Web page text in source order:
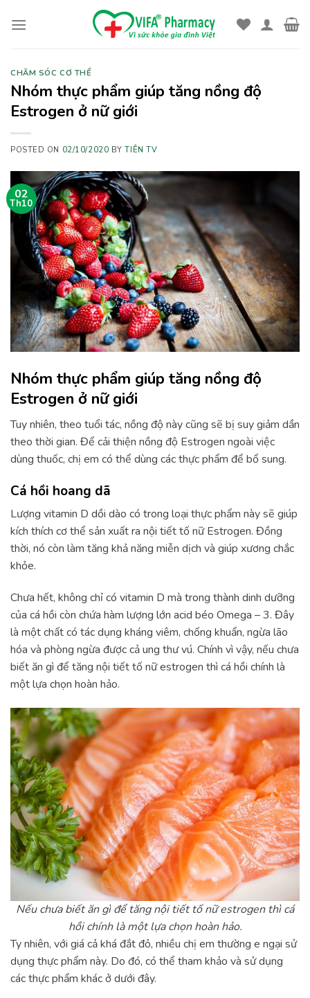
CHĂM SÓC CƠ THỂ
Nhóm thực phẩm giúp tăng nồng độ
Estrogen ở nữ giới
POSTED ON 02/10/2020 BYTIÊN TV
02
Th10
Nhóm thực phẩm giúp tăng nồng độ
Estrogen ở nữ giới
Tuy nhiên, theo tuổi tác, nồng độ này cũng sẽ bị suy giảm dần
theo thời gian. Để cải thiện nồng độ Estrogen ngoài việc
dùng thuốc, chị em có thể dùng các thực phẩm để bổ sung.
Cá hồi hoang dã
Lượng vitamin D dồi dào có trong loại thực phẩm này sẽ giúp
kích thích cơ thể sản xuất ra nội tiết tố nữ Estrogen. Đồng
thời, nó còn làm tăng khả năng miễn dịch và giúp xương chắc
khỏe.
Chưa hết, không chỉ có vitamin D mà trong thành dinh dưỡng
của cá hồi còn chứa hàm lượng lớn acid béo Omega – 3. Đây
là một chất có tác dụng kháng viêm, chống khuẩn, ngừa lão
hóa và phòng ngừa được cả ung thư vú. Chính vì vậy, nếu chưa
biết ăn gì để tăng nội tiết tố nữ estrogen thì cá hồi chính là
một lựa chọn hoàn hảo.
Nếu chưa biết ăn gì để tăng nội tiết tố nữ estrogen thì cá
hồi chính là một lựa chọn hoàn hảo.
Ty nhiên, với giá cả khá đắt đỏ, nhiều chị em thường e ngại sử
dụng thực phẩm này. Do đó, có thể tham khảo và sử dụng
các thực phẩm khác ở dưới đây.